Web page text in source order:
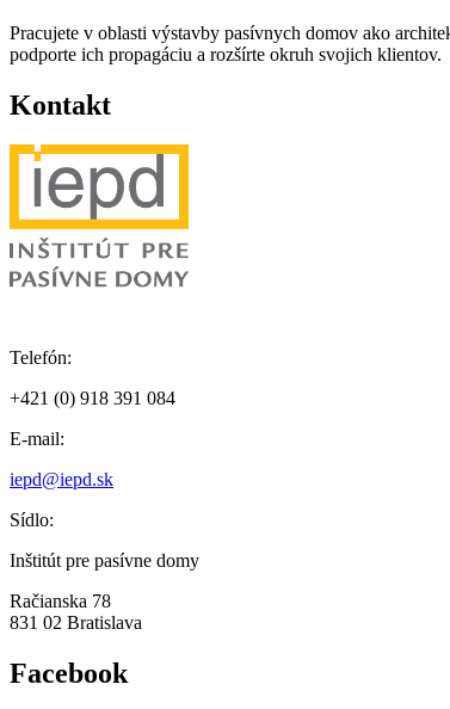
Pracujete v oblasti výstavby pasívnych domov ako
podporte ich propagáciu a rozšírte okruh svojich klientov.
Kontakt
Telefón:
+421 (0) 918 391 084
E-mail:
iepd@iepd.sk
Sídlo:
Inštitút pre pasívne domy
Račianska 78
831 02 Bratislava
Facebook